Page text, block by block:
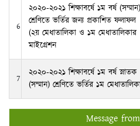
6
২০২০-২০২১ শিক্ষাবর্ষে ১ম বর্ষ (সম্মান)
শ্রেণিতে ভর্তির জন্য প্রকাশিত ফলাফল
(২য় মেধাতালিকা ও ১ম মেধাতালিকার
মাইগ্রেশন
7
২০২০-২০২১ শিক্ষাবর্ষে ১ম বর্ষ স্নাতক
(সম্মান) শ্রেণিতে ভর্তির ১ম
Message